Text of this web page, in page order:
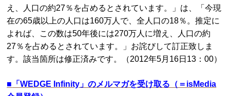
え、人口の約27％を占めるとされています。」は、「今現
在の65歳以上の人口は160万人で、全人口の18％。推定に
よれば、この数は50年後には270万人に増え、人口の約
27％を占めるとされています。」お詫びして訂正致しま
す。該当箇所は修正済みです。（2012年5月16日13：00）
■ 「WEDGE Infinity」のメルマガを受け取る（＝isMedia